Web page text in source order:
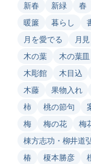
新春
新緑 春
暖簾
暮らし
月を愛でる
月見
木の葉
木の葉皿
木彫館
木目込
木藤
果物入れ
柿
桃の節句
梅
梅の花 梅
棟方志功・柳井道
椿
榎本勝彦